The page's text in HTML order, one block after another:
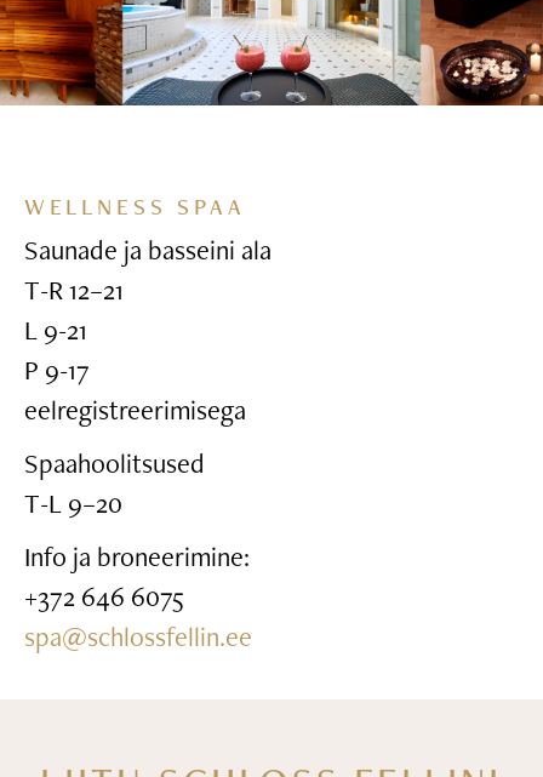
WELLNESS SPAA
Saunade ja basseini ala
T-R 12–21
L 9-21
P 9-17
eelregistreerimisega
Spaahoolitsused
T-L 9–20
Info ja broneerimine:
+372 646 6075
spa@schlossfellin.ee